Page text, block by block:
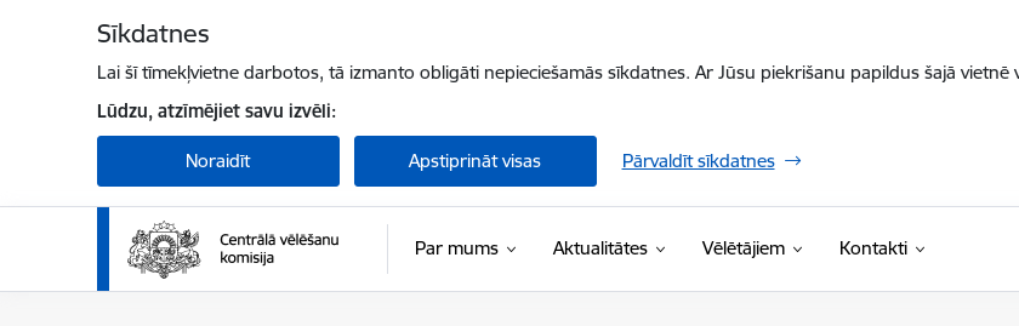
Sīkdatnes
Lai šī tīmekļvietne darbotos, tā izmanto obligāti nepieciešamās sīkdatnes. Ar Jūsu piekrišanu papildus šajā
Lūdzu, atzīmējiet savu izvēli:
Noraidīt Apstiprināt visas Pārvaldīt sīkdatnes
Par mums Aktualitātes Vēlētājiem Kontakti